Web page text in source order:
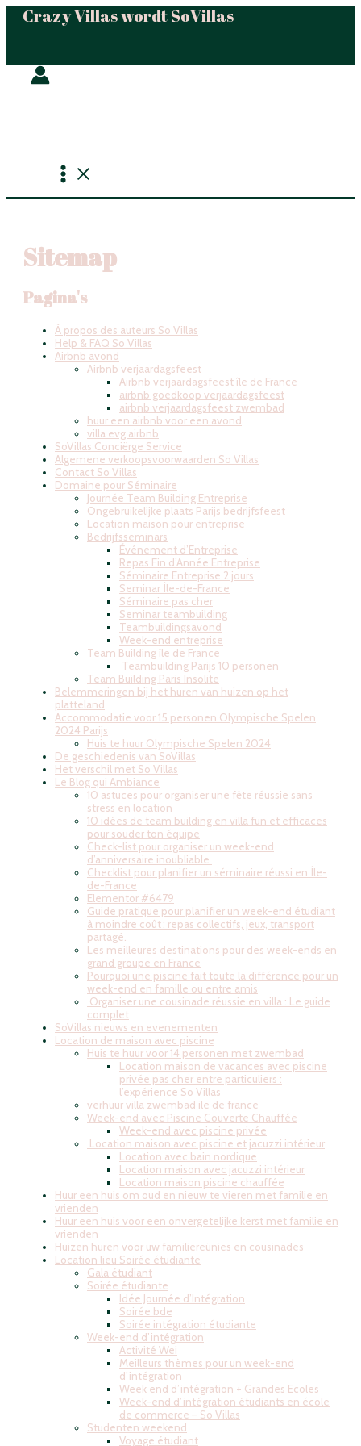
naarCrazy Villas wordt SoVillas
Hoofdmenu
Sitemap
Pagina's
À propos des auteurs So Villas
Help & FAQ So Villas
Airbnb avond
Airbnb verjaardagsfeest
Airbnb verjaardagsfeest île de France
airbnb goedkoop verjaardagsfeest
airbnb verjaardagsfeest zwembad
huur een airbnb voor een avond
villa evg airbnb
SoVillas Conciërge Service
Algemene verkoopsvoorwaarden So Villas
Contact So Villas
Domaine pour Séminaire
Journée Team Building Entreprise
Ongebruikelijke plaats Parijs bedrijfsfeest
Location maison pour entreprise
Bedrijfsseminars
Événement d’Entreprise
Repas Fin d’Année Entreprise
Séminaire Entreprise 2 jours
Seminar Île-de-France
Séminaire pas cher
Seminar teambuilding
Teambuildingsavond
Week-end entreprise
Team Building île de France
Teambuilding Parijs 10 personen
Team Building Paris Insolite
Belemmeringen bij het huren van huizen op het
platteland
Accommodatie voor 15 personen Olympische Spelen
2024 Parijs
Huis te huur Olympische Spelen 2024
De geschiedenis van SoVillas
Het verschil met So Villas
Le Blog qui Ambiance
10 astuces pour organiser une fête réussie sans
stress en location
10 idées de team building en villa fun et efficaces
pour souder ton équipe
Check-list pour organiser un week-end
d’anniversaire inoubliable
Checklist pour planifier un séminaire réussi en Île-
de-France
Elementor #6479
Guide pratique pour planifier un week-end étudiant
à moindre coût : repas collectifs, jeux, transport
partagé.
Les meilleures destinations pour des week-ends en
grand groupe en France
Pourquoi une piscine fait toute la différence pour un
week-end en famille ou entre amis
Organiser une cousinade réussie en villa : Le guide
complet
SoVillas nieuws en evenementen
Location de maison avec piscine
Huis te huur voor 14 personen met zwembad
Location maison de vacances avec piscine
privée pas cher entre particuliers :
l’expérience So Villas
verhuur villa zwembad ile de france
Week-end avec Piscine Couverte Chauffée
Week-end avec piscine privée
Location maison avec piscine et jacuzzi intérieur
Location avec bain nordique
Location maison avec jacuzzi intérieur
Location maison piscine chauffée
Huur een huis om oud en nieuw te vieren met familie en
vrienden
Huur een huis voor een onvergetelijke kerst met familie en
vrienden
Huizen huren voor uw familiereünies en cousinades
Location lieu Soirée étudiante
Gala étudiant
Soirée étudiante
Idée Journée d’Intégration
Soirée bde
Soirée intégration étudiante
Week-end d’intégration
Activité Wei
Meilleurs thèmes pour un week-end
d’intégration
Week end d’intégration + Grandes Ecoles
Week-end d’intégration étudiants en école
de commerce – So Villas
Studenten weekend
Voyage étudiant